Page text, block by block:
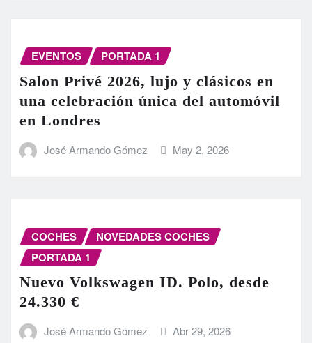
EVENTOS PORTADA 1
Salon Privé 2026, lujo y clásicos en
una celebración única del automóvil
en Londres
José Armando Gómez May 2, 2026
COCHES
NOVEDADES COCHES
PORTADA 1
Nuevo Volkswagen ID. Polo, desde
24.330 €
José Armando Gómez Abr 29, 2026